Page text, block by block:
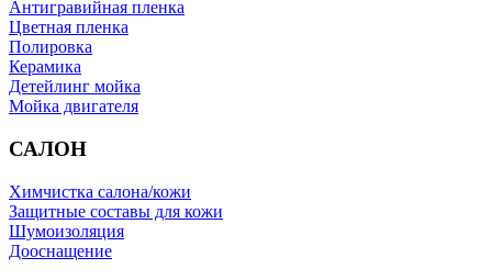
Антигравийная пленка
Цветная пленка
Полировка
Керамика
Детейлинг мойка
Мойка двигателя
САЛОН
Химчистка салона/кожи
Защитные составы для кожи
Шумоизоляция
Дооснащение